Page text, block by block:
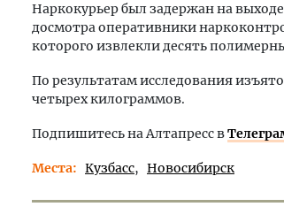
Наркокурьер был задержан на
досмотра оперативники
которого извлекли десять
По результатам исследования
четырех килограммов.
Подпишитесь на Алтапресс в
Места Кузбасс Новосибирск